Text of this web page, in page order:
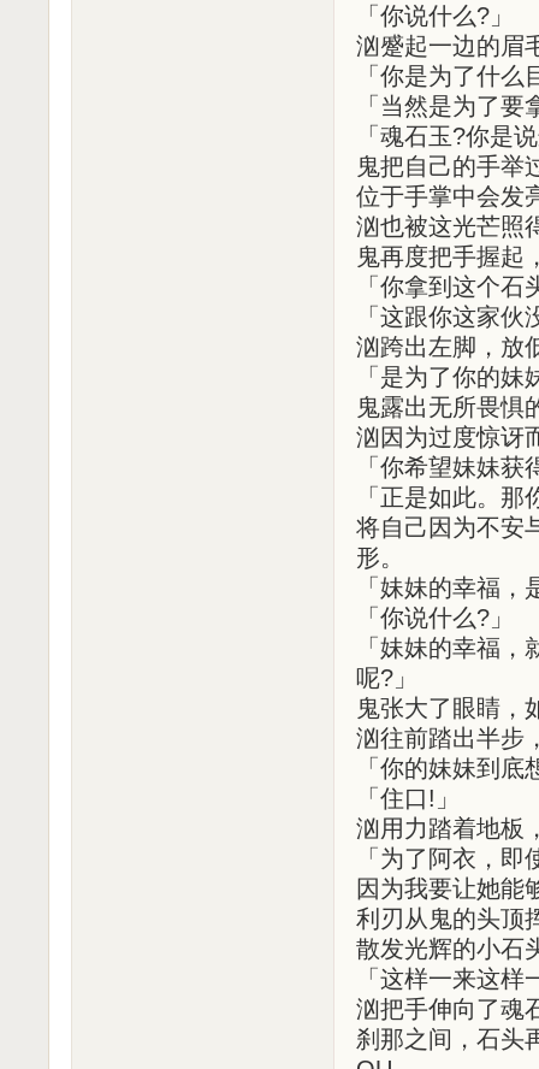
「你说什么?」
汹蹙起一边的眉
「你是为了什
「当然是为了
「魂石玉?你是
鬼把自己的手举
位于手掌中会发
汹也被这光芒照
鬼再度把手握起
「你拿到这个
「这跟你这家伙
汹跨出左脚，放
「是为了你的妹
鬼露出无所畏惧
汹因为过度惊讶
「你希望妹妹获
「正是如此。
将自己因为不安
形。
「妹妹的幸福，
「你说什么?」
「妹妹的幸福
呢?」
鬼张大了眼睛，
汹往前踏出半步
「你的妹妹到
「住口!」
汹用力踏着地板
「为了阿衣，
因为我要让她能
利刃从鬼的头顶
散发光辉的小石
「这样一来这
汹把手伸向了魂
刹那之间，石头